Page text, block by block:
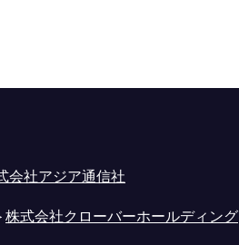
会社アジア通信社
株式会社クローバーホールディング